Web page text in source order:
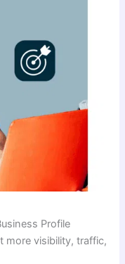
Profile
more visibility, traffic,